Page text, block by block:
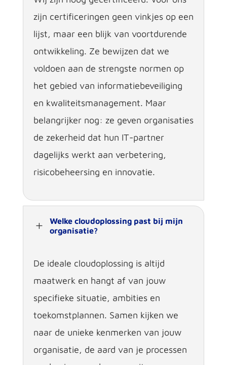
zijn certificeringen geen vinkjes op een
lijst, maar een blijk van voortdurende
ontwikkeling. Ze bewijzen dat we
voldoen aan de strengste normen op
het gebied van informatiebeveiliging
en kwaliteitsmanagement. Maar
belangrijker nog: ze geven organisaties
de zekerheid dat hun IT-partner
dagelijks werkt aan verbetering,
risicobeheersing en innovatie.
L
Welke cloudoplossing past bij mijn
organisatie?
De ideale cloudoplossing is altijd
maatwerk en hangt af van jouw
specifieke situatie, ambities en
toekomstplannen. Samen kijken we
naar de unieke kenmerken van jouw
organisatie, de aard van je processen